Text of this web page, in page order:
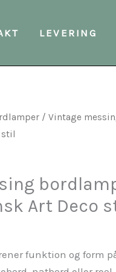
LEVERING
/ Vintage
stil
Art Deco
funktion og form
1940–
|
Deco